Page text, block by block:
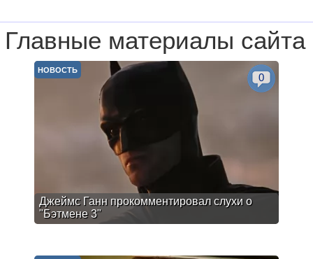
Главные материалы сайта
Джеймс Ганн прокомментировал слухи о
"Бэтмене 3"
НОВОСТЬ
0